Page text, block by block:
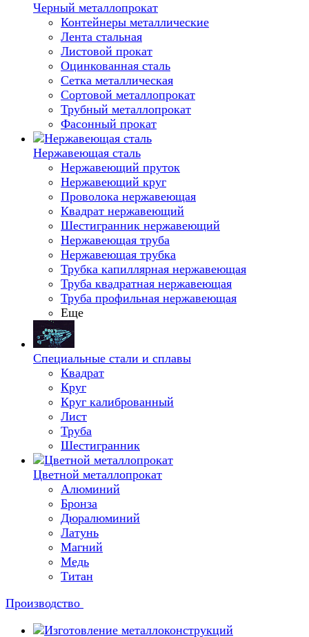
Черный металлопрокат
Контейнеры металлические
Лента стальная
Листовой прокат
Оцинкованная сталь
Сетка металлическая
Сортовой металлопрокат
Трубный металлопрокат
Фасонный прокат
Нержавеющая сталь
Нержавеющий пруток
Нержавеющий круг
Проволока нержавеющая
Квадрат нержавеющий
Шестигранник нержавеющий
Нержавеющая труба
Нержавеющая трубка
Трубка капиллярная нержавеющая
Труба квадратная нержавеющая
Труба профильная нержавеющая
Еще
Специальные стали и сплавы
Квадрат
Круг
Круг калиброванный
Лист
Труба
Шестигранник
Цветной металлопрокат
Алюминий
Бронза
Дюралюминий
Латунь
Магний
Медь
Титан
Производство